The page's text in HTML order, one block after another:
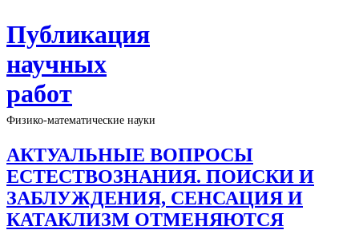
Публикация
научных
работ
Физико-математические науки
АКТУАЛЬНЫЕ ВОПРОСЫ
ЕСТЕСТВОЗНАНИЯ. ПОИСКИ И
ЗАБЛУЖДЕНИЯ, СЕНСАЦИЯ И
КАТАКЛИЗМ ОТМЕНЯЮТСЯ